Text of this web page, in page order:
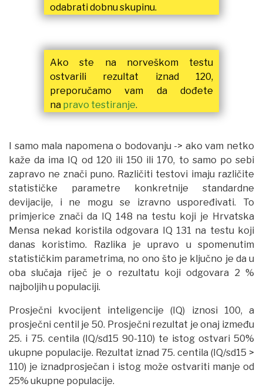
odabrati dobnu skupinu.
Ako ste na norveškom testu
ostvarili rezultat iznad 120,
preporučamo vam da dođete
na pravo testiranje.
I samo mala napomena o bodovanju -> ako vam netko
kaže da ima IQ od 120 ili 150 ili 170, to samo po sebi
zapravo ne znači puno. Različiti testovi imaju različite
statističke parametre konkretnije standardne
devijacije, i ne mogu se izravno uspoređivati. To
primjerice znači da IQ 148 na testu koji je Hrvatska
Mensa nekad koristila odgovara IQ 131 na testu koji
danas koristimo. Razlika je upravo u spomenutim
statističkim parametrima, no ono što je ključno je da u
oba slučaja riječ je o rezultatu koji odgovara 2 %
najboljih u populaciji.
Prosječni kvocijent inteligencije (IQ) iznosi 100, a
prosječni centil je 50. Prosječni rezultat je onaj između
25. i 75. centila (IQ/sd15 90-110) te istog ostvari 50%
ukupne populacije. Rezultat iznad 75. centila (IQ/sd15 >
110) je iznadprosječan i istog može ostvariti manje od
25% ukupne populacije.